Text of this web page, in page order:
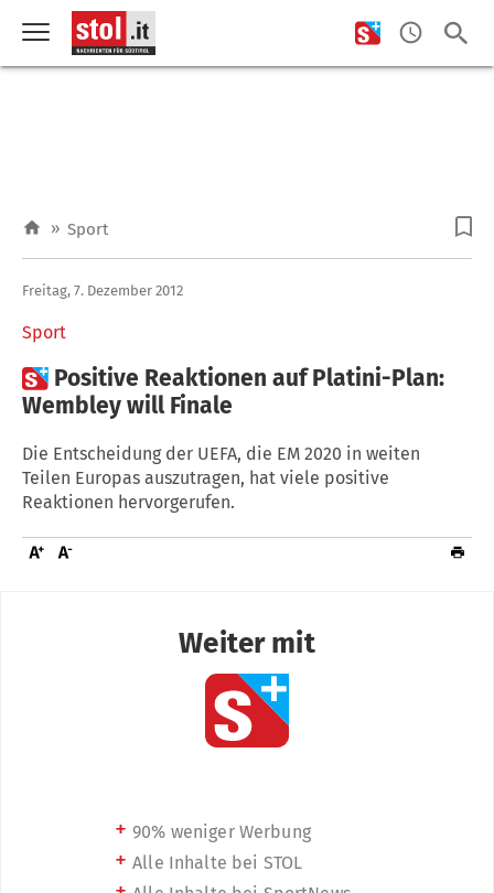
» Sport
Sport
Freitag, 7. Dezember 2012
 Positive Reaktionen auf Platini-Plan:
Wembley will Finale
Die Entscheidung der UEFA, die EM 2020 in weiten
Teilen Europas auszutragen, hat viele positive
Reaktionen hervorgerufen.